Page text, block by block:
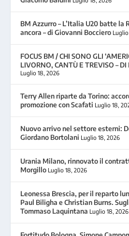
BM Azzurro – L’Italia U20 batte la
ancora – di Giovanni Bocciero
FOCUS BM / CHI SONO GLI
LIVORNO, CANTÙ E TREVISO –
Luglio 18, 2026
Terry Allen riparte da Torino:
promozione con Scafati Luglio 18,
Nuovo arrivo nel settore esterni:
Giordano Bortolani Luglio 18, 2026
Urania Milano, rinnovato il
Morgillo Luglio 18, 2026
Leonessa Brescia, per il reparto
Paul Biligha e Christian Burns.
Tommaso Laquintana Luglio 18, 2026